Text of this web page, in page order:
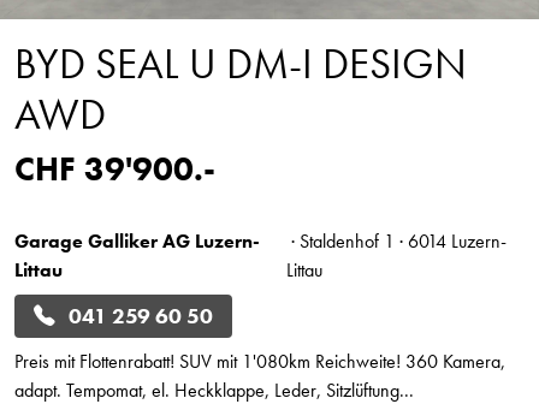
BYD SEAL U DM-I DESIGN
AWD
CHF 39'900.-
Garage Galliker AG Luzern-
Littau
· Staldenhof 1 · 6014 Luzern-
Littau
041 259 60 50
Preis mit Flottenrabatt! SUV mit 1'080km Reichweite! 360 Kamera,
adapt. Tempomat, el. Heckklappe, Leder, Sitzlüftung...